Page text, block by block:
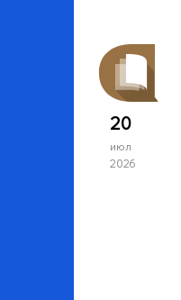
20
июл
2026